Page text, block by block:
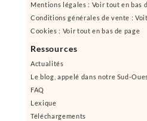
Mentions légales : Voir tout en bas
Conditions générales de vente :
Cookies : Voir tout en bas de page
Ressources
Actualités
Le blog, appelé dans notre Sud-
FAQ
Lexique
Téléchargements